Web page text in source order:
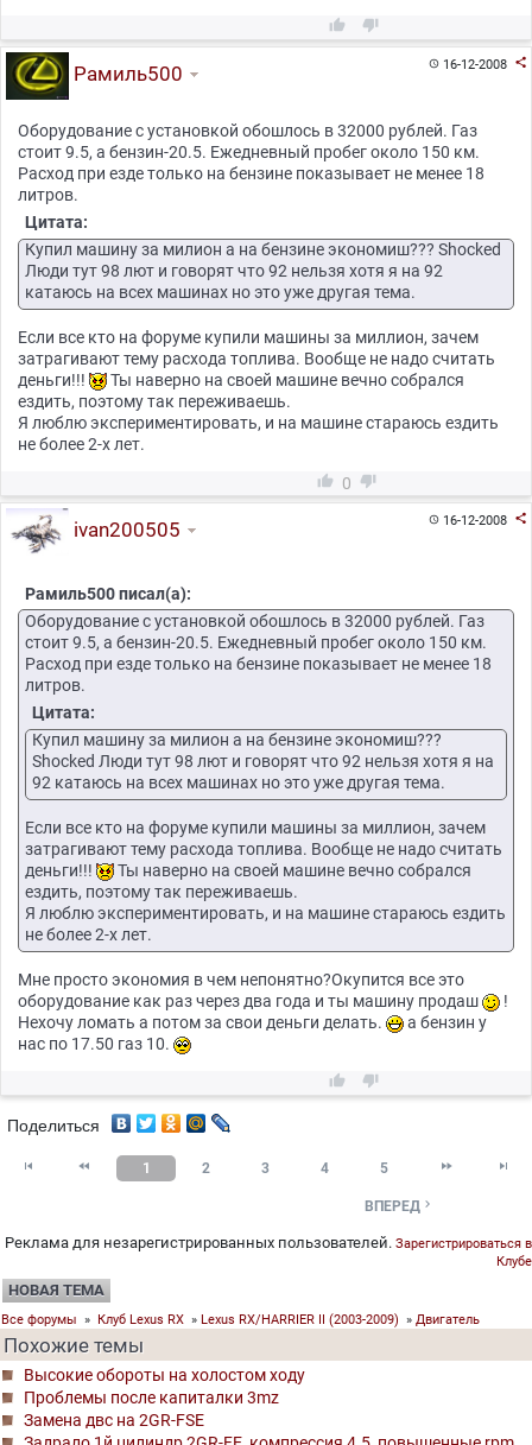
 
16-12-2008 
Рамиль500
Оборудование с установкой обошлось в 32000 рублей. Газ
стоит 9.5, а бензин-20.5. Ежедневный пробег около 150 км.
Расход при езде только на бензине показывает не менее 18
литров.
Цитата:
Купил машину за милион а на бензине экономиш??? Shocked
Люди тут 98 лют и говорят что 92 нельзя хотя я на 92
катаюсь на всех машинах но это уже другая тема.
Если все кто на форуме купили машины за миллион, зачем
затрагивают тему расхода топлива. Вообще не надо считать
деньги!!!
Ты наверно на своей машине вечно собрался
ездить, поэтому так переживаешь.
Я люблю экспериментировать, и на машине стараюсь ездить
не более 2-х лет.
 0 
16-12-2008 
ivan200505
Рамиль500 писал(а):
Оборудование с установкой обошлось в 32000 рублей. Газ
стоит 9.5, а бензин-20.5. Ежедневный пробег около 150 км.
Расход при езде только на бензине показывает не менее 18
литров.
Цитата:
Купил машину за милион а на бензине экономиш???
Shocked Люди тут 98 лют и говорят что 92 нельзя хотя я на
92 катаюсь на всех машинах но это уже другая тема.
Если все кто на форуме купили машины за миллион, зачем
затрагивают тему расхода топлива. Вообще не надо считать
деньги!!!
Ты наверно на своей машине вечно собрался
ездить, поэтому так переживаешь.
Я люблю экспериментировать, и на машине стараюсь ездить
не более 2-х лет.
Мне просто экономия в чем непонятно?Окупится все это
оборудование как раз через два года и ты машину продаш
!
Нехочу ломать а потом за свои деньги делать.
а бензин у
нас по 17.50 газ 10.
 
Поделиться
  1 2 3 4 5  
ВПЕРЕД 
Реклама для незарегистрированных пользователей. Зарегистрироваться в
Клубе
НОВАЯ ТЕМА
Все форумы » Клуб Lexus RX » Lexus RX/HARRIER II (2003-2009) » Двигатель
Похожие темы
Высокие обороты на холостом ходу
Проблемы после капиталки 3mz
Замена двс на 2GR-FSE